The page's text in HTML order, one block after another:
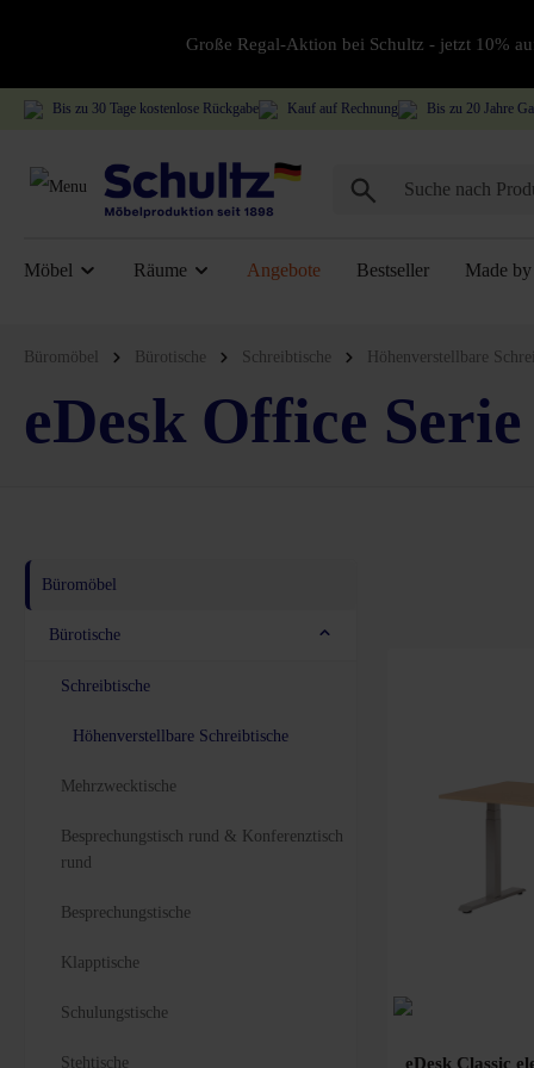
Große Regal-Aktion bei Schultz - jetzt 10%
Bis zu 30 Tage kostenlose Rückgabe Kauf auf Rechnung Bis zu 20 Jahre
Möbel Räume Angebote Bestseller Made
Büromöbel Bürotische Schreibtische Höhenverstellbare
eDesk Office Serie
Büromöbel
Bürotische
Schreibtische
Höhenverstellbare Schreibtische
Mehrzwecktische
Besprechungstisch rund & Konferenztisch
rund
Besprechungstische
Klapptische
Schulungstische
Stehtische
eDesk Classic